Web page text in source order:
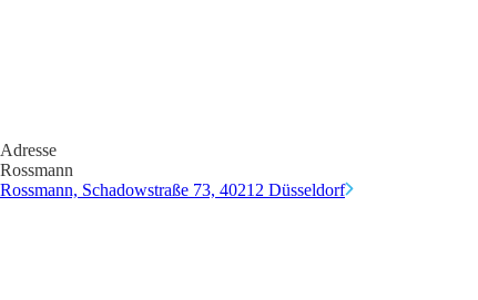
Adresse
Rossmann
Rossmann, Schadowstraße 73, 40212 Düsseldorf